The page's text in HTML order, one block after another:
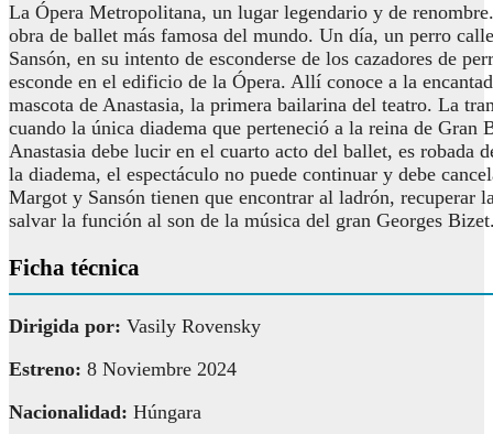
La Ópera Metropolitana, un lugar legendario y de
obra de ballet más famosa del mundo. Un día, un perro
Sansón, en su intento de esconderse de los cazadores de
esconde en el edificio de la Ópera. Allí conoce a la
mascota de Anastasia, la primera bailarina del teatro. La
cuando la única diadema que perteneció a la reina de Gran
Anastasia debe lucir en el cuarto acto del ballet, es robada
la diadema, el espectáculo no puede continuar y debe
Margot y Sansón tienen que encontrar al ladrón, recuperar
salvar la función al son de la música del gran Georges
Ficha técnica
Dirigida por: Vasily Rovensky
Estreno: 8 Noviembre 2024
Nacionalidad: Húngara